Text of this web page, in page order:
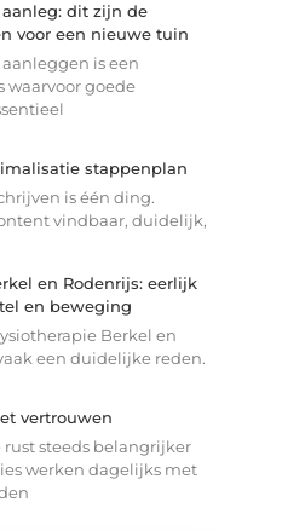
dit zijn de
voor een nieuwe tuin
is een
waarvoor goede
stappenplan
is één ding.
vindbaar, duidelijk,
en Rodenrijs: eerlijk
en beweging
Berkel en
een duidelijke reden.
vertrouwen
steeds belangrijker
werken dagelijks met